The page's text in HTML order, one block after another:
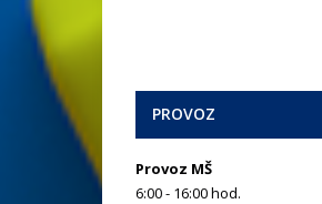
PROVOZ
Provoz MŠ
6:00 - 16:00 hod.